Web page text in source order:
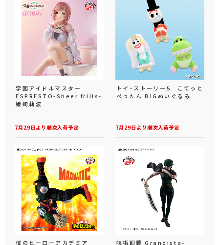
7月29日より順次入荷予定
学園アイドルマスター
ESPRESTO-Sheer frills-
姫崎莉波
7月29日より順次入荷予定
トイ・ストーリー5 こてっと
ぺったん BIGぬいぐるみ
僕のヒーローアカデミア
呪術廻戦 Grandista-